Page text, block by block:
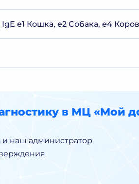
e1 Кошка, e2 Cобака, е4
в МЦ «Мой
и наш администратор